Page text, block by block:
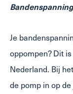
Je
oppompen? Dit
Nederland. Bij
de pomp in op